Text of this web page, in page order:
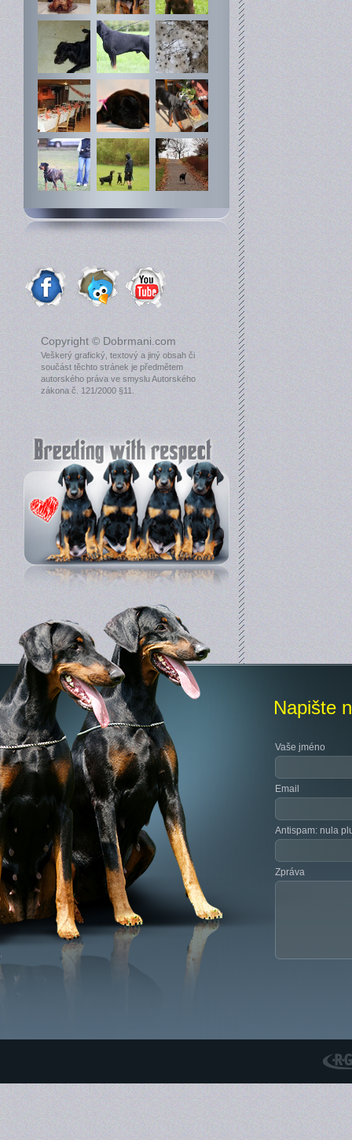
Copyright © Dobrmani.com
Veškerý grafický, textový a jiný obsah či
součást těchto stránek je předmětem
autorského práva ve smyslu Autorského
zákona č. 121/2000 §11.
Napište
Vaše jméno
Email
Antispam: nula
Zpráva